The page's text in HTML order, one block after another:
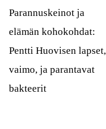
Parannuskeinot ja
elämän kohokohdat:
Pentti Huovisen lapset,
vaimo, ja parantavat
bakteerit